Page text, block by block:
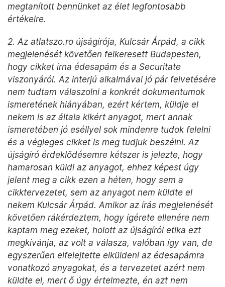
megtanított bennünket az élet legfontosabb
értékeire.
2. Az atlatszo.ro újságírója, Kulcsár Árpád, a cikk
megjelenését követően felkeresett Budapesten,
hogy cikket írna édesapám és a Securitate
viszonyáról. Az interjú alkalmával jó pár felvetésére
nem tudtam válaszolni a konkrét dokumentumok
ismeretének hiányában, ezért kértem, küldje el
nekem is az általa kikért anyagot, mert annak
ismeretében jó eséllyel sok mindenre tudok felelni
és a végleges cikket is meg tudjuk beszélni. Az
újságíró érdeklődésemre kétszer is jelezte, hogy
hamarosan küldi az anyagot, ehhez képest úgy
jelent meg a cikk ezen a héten, hogy sem a
cikktervezetet, sem az anyagot nem küldte el
nekem Kulcsár Árpád. Amikor az írás megjelenését
követően rákérdeztem, hogy ígérete ellenére nem
kaptam meg ezeket, holott az újságírói etika ezt
megkívánja, az volt a válasza, valóban így van, de
egyszerűen elfelejtette elküldeni az édesapámra
vonatkozó anyagokat, és a tervezetet azért nem
küldte el, mert ő úgy értelmezte, én azt nem